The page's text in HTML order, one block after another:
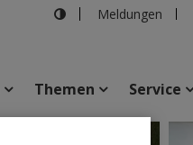
Meldungen
Themen Service